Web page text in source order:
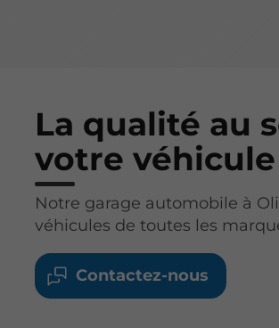
La qualité au
votre véhicule
Notre garage automobile à
véhicules de toutes les
Contactez-nous